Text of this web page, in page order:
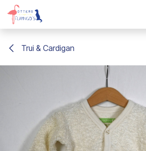
Overslaan naar inhoud
Trui & Cardigan